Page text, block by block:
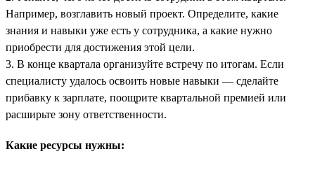
Например, возглавить новый проект. Определите, какие
знания и навыки уже есть у сотрудника, а какие нужно
приобрести для достижения этой цели.
3. В конце квартала организуйте встречу по итогам. Если
специалисту удалось освоить новые навыки — сделайте
прибавку к зарплате, поощрите квартальной премией или
расширьте зону ответственности.
Какие ресурсы нужны: